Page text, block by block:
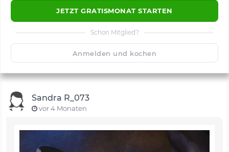
JETZT GRATISMONAT STARTEN
Schon Mitglied?
Anmelden und kochen
🙂 Speichern
Sandra R_073
vor 4 Monaten